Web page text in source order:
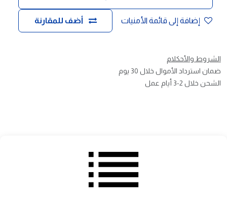
أضف للمقارنة إضافة إلى قائمة الأمنيات
الشروط والأحكلام
ضمان استرداد الأموال خلال 30 يوم
الشحن خلال 2-3 أيام عمل